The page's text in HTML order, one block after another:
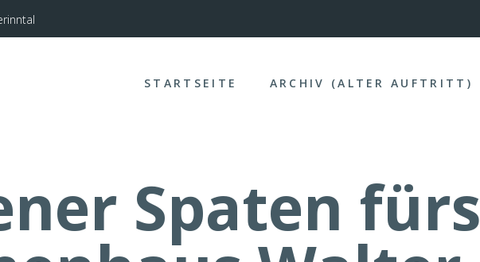
STARTSEITE ARCHIV (ALTER AUFTRITT)
Spaten fürs